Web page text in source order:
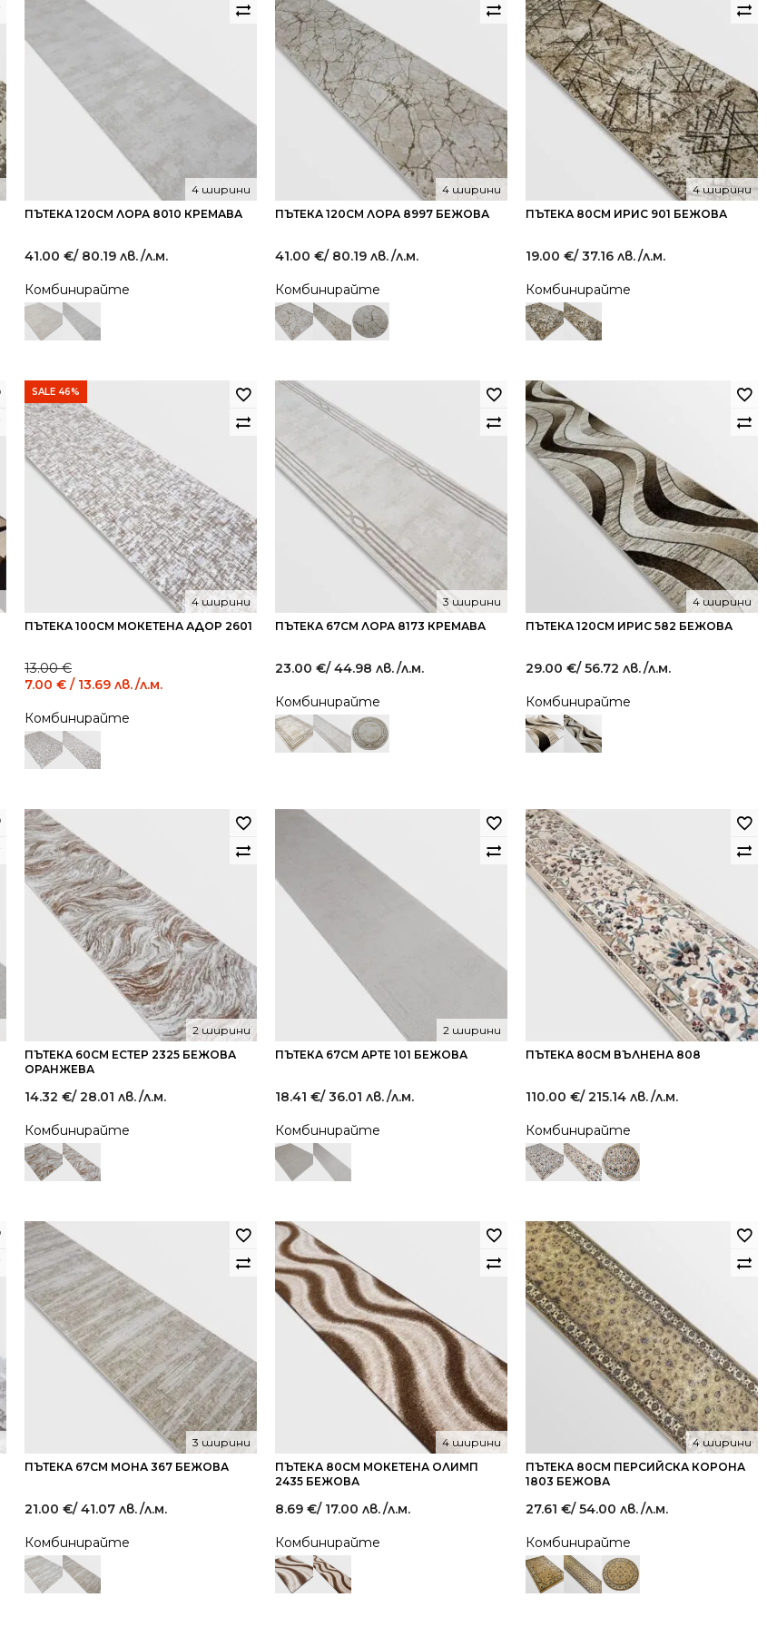
ПЪТЕКА 120СМ ЛОРА 8010 КРЕМАВА
4 ширини
41.00 €/ 80.19 лв./л.м.
Комбинирайте
ПЪТЕКА 120СМ ЛОРА 8997 БЕЖОВА
4 ширини
41.00 €/ 80.19 лв./л.м.
Комбинирайте
ПЪТЕКА 80СМ ИРИС 901 БЕЖОВА
4 ширини
19.00 €/ 37.16 лв./л.м.
Комбинирайте
SALE 46%
ПЪТЕКА 100СМ МОКЕТЕНА АДОР 2601
4 ширини
13.00€
Original
price
13.00 €
/
25.43
лв..
7.00 € / 13.69 лв.
Current
price
7.00 €
/
13.69
лв..
/л.м.
Комбинирайте
ПЪТЕКА 67СМ ЛОРА 8173 КРЕМАВА
3 ширини
23.00 €/ 44.98 лв./л.м.
Комбинирайте
ПЪТЕКА 120СМ ИРИС 582 БЕЖОВА
4 ширини
29.00 €/ 56.72 лв./л.м.
Комбинирайте
ПЪТЕКА 60СМ ЕСТЕР 2325 БЕЖОВА
ОРАНЖЕВА
2 ширини
14.32 €/ 28.01 лв./л.м.
Комбинирайте
ПЪТЕКА 67СМ АРТЕ 101 БЕЖОВА
2 ширини
18.41 €/ 36.01 лв./л.м.
Комбинирайте
ПЪТЕКА 80СМ ВЪЛНЕНА 808
110.00 €/ 215.14 лв./л.м.
Комбинирайте
ПЪТЕКА 67СМ МОНА 367 БЕЖОВА
3 ширини
21.00 €/ 41.07 лв./л.м.
Комбинирайте
ПЪТЕКА 80СМ МОКЕТЕНА ОЛИМП
2435 БЕЖОВА
4 ширини
8.69 €/ 17.00 лв./л.м.
Комбинирайте
ПЪТЕКА 80СМ ПЕРСИЙСКА КОРОНА
1803 БЕЖОВА
4 ширини
27.61 €/ 54.00 лв./л.м.
Комбинирайте